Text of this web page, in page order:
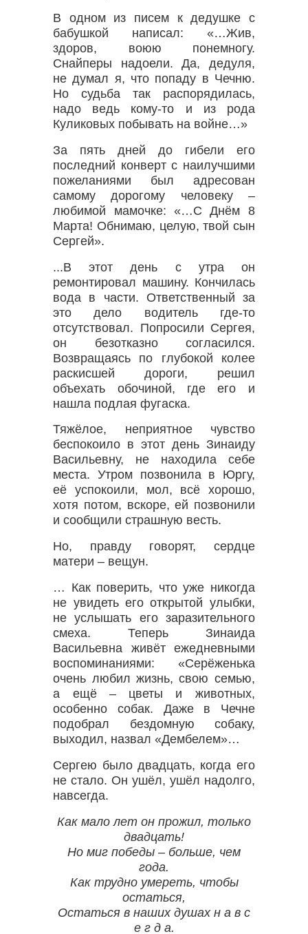
В одном из писем к дедушке с
бабушкой написал: «…Жив,
здоров, воюю понемногу.
Снайперы надоели. Да, дедуля,
не думал я, что попаду в Чечню.
Но судьба так распорядилась,
надо ведь кому-то и из рода
Куликовых побывать на войне…»
За пять дней до гибели его
последний конверт с наилучшими
пожеланиями был адресован
самому дорогому человеку –
любимой мамочке: «…С Днём 8
Марта! Обнимаю, целую, твой сын
Сергей».
...В этот день с утра он
ремонтировал машину. Кончилась
вода в части. Ответственный за
это дело водитель где-то
отсутствовал. Попросили Сергея,
он безотказно согласился.
Возвращаясь по глубокой колее
раскисшей дороги, решил
объехать обочиной, где его и
нашла подлая фугаска.
Тяжёлое, неприятное чувство
беспокоило в этот день Зинаиду
Васильевну, не находила себе
места. Утром позвонила в Юргу,
её успокоили, мол, всё хорошо,
хотя потом, вскоре, ей позвонили
и сообщили страшную весть.
Но, правду говорят, сердце
матери – вещун.
… Как поверить, что уже никогда
не увидеть его открытой улыбки,
не услышать его заразительного
смеха. Теперь Зинаида
Васильевна живёт ежедневными
воспоминаниями: «Серёженька
очень любил жизнь, свою семью,
а ещё – цветы и животных,
особенно собак. Даже в Чечне
подобрал бездомную собаку,
выходил, назвал «Дембелем»…
Сергею было двадцать, когда его
не стало. Он ушёл, ушёл надолго,
навсегда.
Как мало лет он прожил, только
двадцать!
Но миг победы – больше, чем
года.
Как трудно умереть, чтобы
остаться,
Остаться в наших душах н а в с
е г д а.